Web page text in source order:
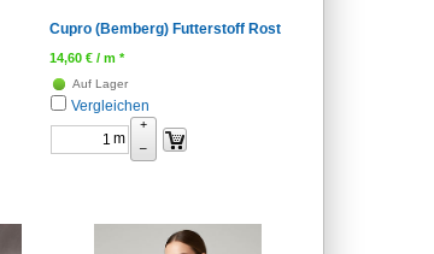
Cupro (Bemberg) Futterstoff Rost
14,60 € / m *
Auf Lager
Vergleichen
m
+
–